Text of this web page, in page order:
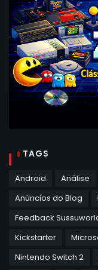
TAGS
Android Análise
Anúncios do Blog
Feedback
Kickstarter
Nintendo Switch 2